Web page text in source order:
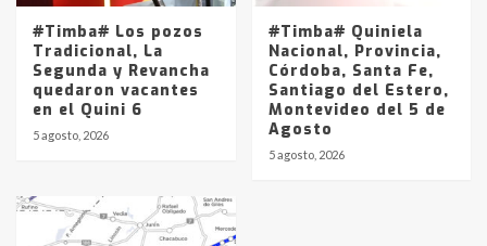
#Timba# Los pozos
Tradicional, La
Segunda y Revancha
quedaron vacantes
en el Quini 6
5 agosto, 2026
#Timba# Quiniela
Nacional, Provincia,
Córdoba, Santa Fe,
Santiago del Estero,
Montevideo del 5 de
Agosto
5 agosto, 2026